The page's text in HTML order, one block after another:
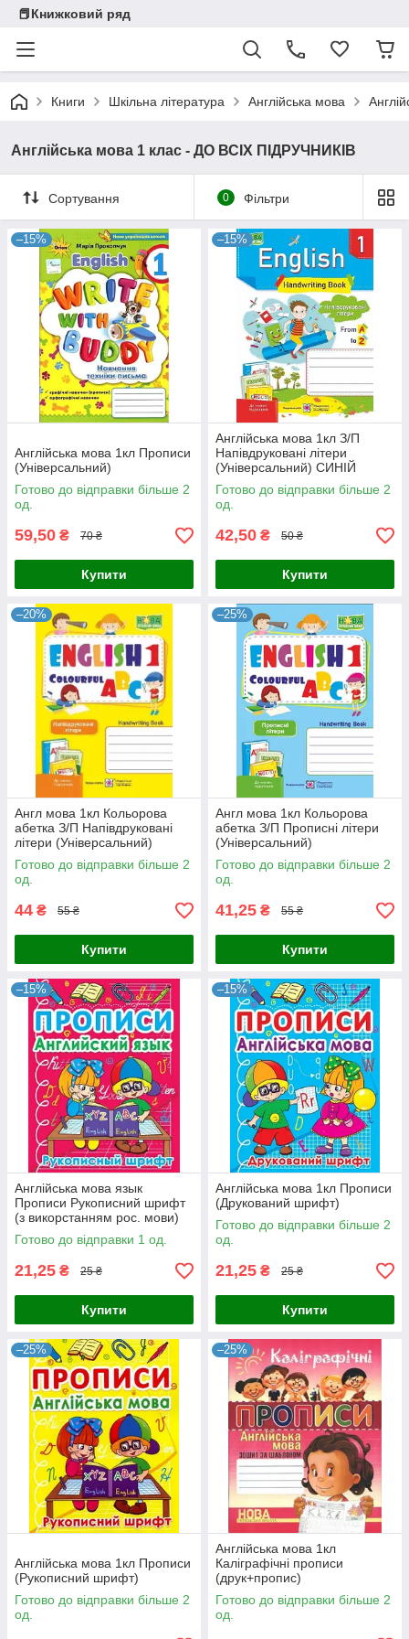
📕Книжковий ряд
Книги Шкільна література Англійська мова
Англійська мова 1 клас - ДО ВСІХ ПІДРУЧНИКІВ
Сортування 0 Фільтри
–15%
Англійська мова 1кл Прописи
(Універсальний)
Готово до відправки більше 2
од.
59,50 ₴ 70 ₴
Купити
–15%
Англійська мова 1кл З/П
Напівдруковані літери
(Універсальний) СИНІЙ
Готово до відправки більше 2
од.
42,50 ₴ 50 ₴
Купити
–20%
Англ мова 1кл Кольорова
абетка З/П Напівдруковані
літери (Універсальний)
Готово до відправки більше 2
од.
44 ₴ 55 ₴
Купити
–25%
Англ мова 1кл Кольорова
абетка З/П Прописні літери
(Універсальний)
Готово до відправки більше 2
од.
41,25 ₴ 55 ₴
Купити
–15%
Англійська мова язык
Прописи Рукописний шрифт
(з викорстанням рос. мови)
Готово до відправки 1 од.
21,25 ₴ 25 ₴
Купити
–15%
Англійська мова 1кл Прописи
(Друкований шрифт)
Готово до відправки більше 2
од.
21,25 ₴ 25 ₴
Купити
–25%
Англійська мова 1кл Прописи
(Рукописний шрифт)
Готово до відправки більше 2
од.
–25%
Англійська мова 1кл
Каліграфічні прописи
(друк+пропис)
Готово до відправки більше 2
од.